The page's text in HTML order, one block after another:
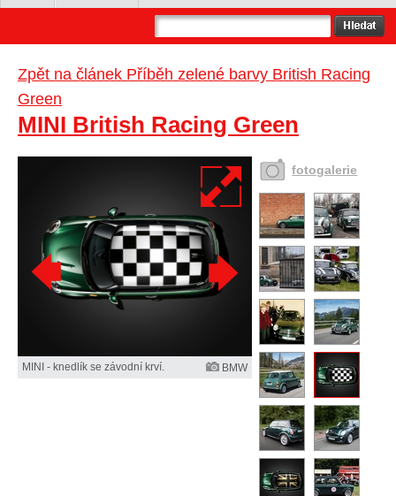
Zpět na článek Příběh zelené barvy British Racing
Green
MINI British Racing Green
MINI - knedlík se závodní krví. BMW
fotogalerie